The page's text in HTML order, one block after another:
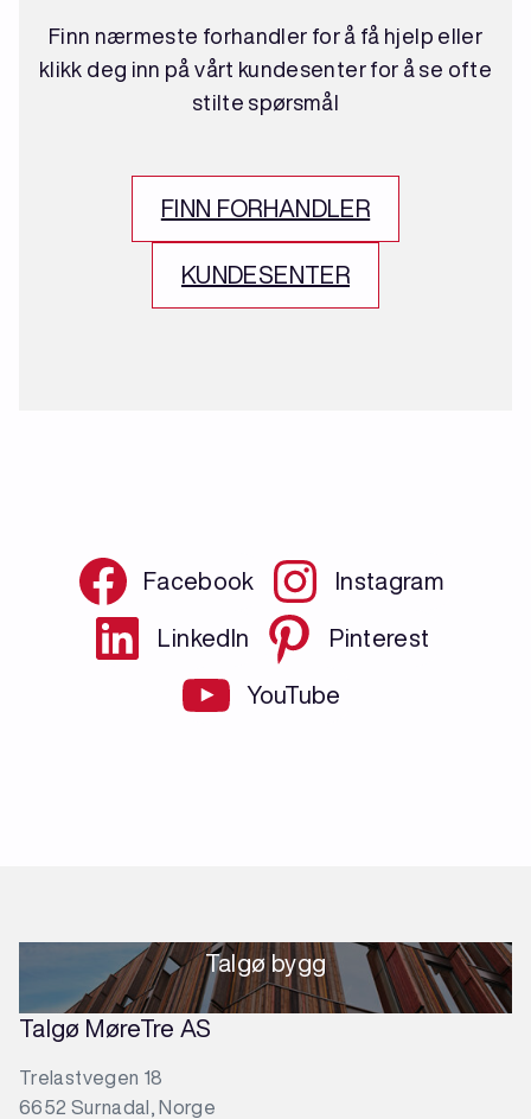
Finn nærmeste forhandler for å få hjelp eller
klikk deg inn på vårt kundesenter for å se ofte
stilte spørsmål
FINN FORHANDLER
KUNDESENTER
Facebook Instagram
LinkedIn Pinterest
YouTube
Talgø bygg
Talgø MøreTre AS
Trelastvegen 18
6652 Surnadal, Norge